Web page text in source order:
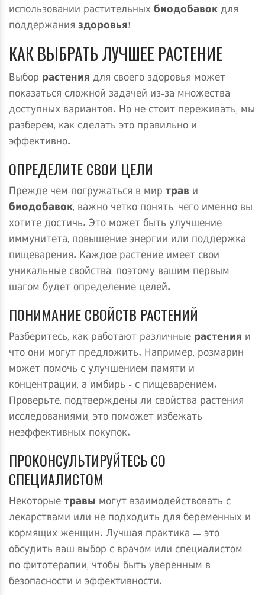
использовании растительныхбиодобавокдля
поддержания здоровья!
КАК ВЫБРАТЬ ЛУЧШЕЕ РАСТЕНИЕ
Выбор растения для своего здоровья может
показаться сложной задачей из-за множества
доступных вариантов. Но не стоит переживать, мы
разберем, как сделать это правильно и
эффективно.
ОПРЕДЕЛИТЕ СВОИ ЦЕЛИ
Прежде чем погружаться в мир трав и
биодобавок, важно четко понять, чего именно вы
хотите достичь. Это может быть улучшение
иммунитета, повышение энергии или поддержка
пищеварения. Каждое растение имеет свои
уникальные свойства, поэтому вашим первым
шагом будет определение целей.
ПОНИМАНИЕ СВОЙСТВ РАСТЕНИЙ
Разберитесь, как работают различные растения и
что они могут предложить. Например, розмарин
может помочь с улучшением памяти и
концентрации, а имбирь - с пищеварением.
Проверьте, подтверждены ли свойства растения
исследованиями, это поможет избежать
неэффективных покупок.
ПРОКОНСУЛЬТИРУЙТЕСЬ СО
СПЕЦИАЛИСТОМ
Некоторыетравы могут взаимодействовать с
лекарствами или не подходить для беременных и
кормящих женщин. Лучшая практика — это
обсудить ваш выбор с врачом или специалистом
по фитотерапии, чтобы быть уверенным в
безопасности и эффективности.